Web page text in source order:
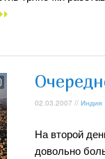
02.03.2007 // Индия
На второй
довольно